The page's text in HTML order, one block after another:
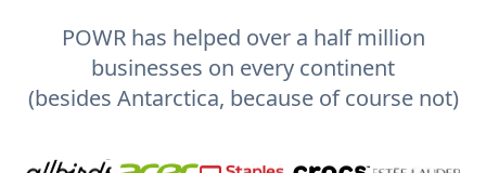
POWR has helped over a half million
businesses on every continent
(besides Antarctica, because of course not)